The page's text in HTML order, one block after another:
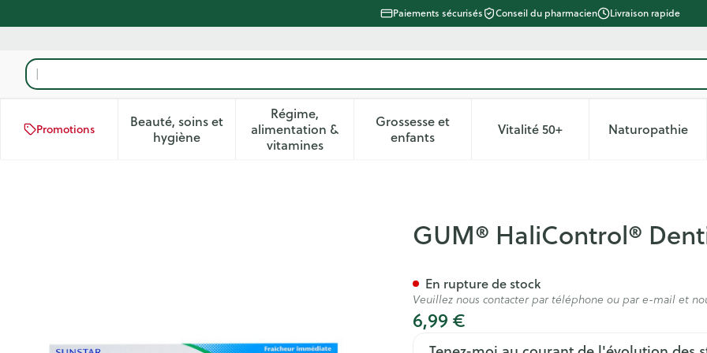
Paiements sécurisés Conseil du pharmacien Livraison rapide
Rechercher
Promotions
Beauté, soins et
hygièneAfficher le sous-menu pour la catégorie Beauté, soins et hygiène
Régime,
alimentation &
vitaminesAfficher le sous-menu pour la catégorie Régime, alimentation &
Grossesse et
enfantsAfficher le sous-menu pour la catégorie
Vitalité 50+Afficher le sous-menu pour la
Naturopathie
Afficher
GUM® HaliControl® Dentifrice 75mlGUM® HaliControl®
6,99 €
En rupture de stock
Veuillez nous contacter par téléphone ou par e-mail et